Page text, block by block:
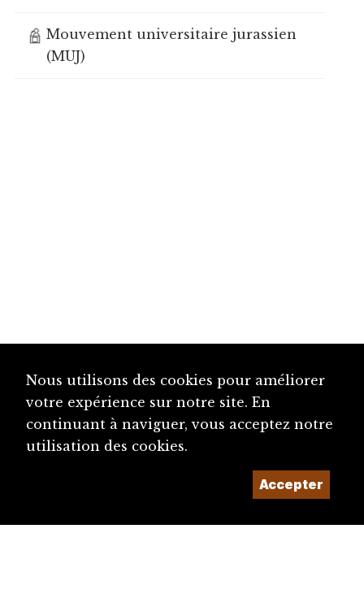
Mouvement universitaire jurassien
(MUJ)
Nous utilisons des cookies pour améliorer
votre expérience sur notre site. En
continuant à naviguer, vous acceptez notre
utilisation des cookies.
Accepter